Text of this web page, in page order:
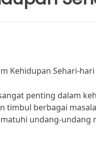
Kehidupan Sehari-hari
penting dalam
timbul berbagai
undang-undang